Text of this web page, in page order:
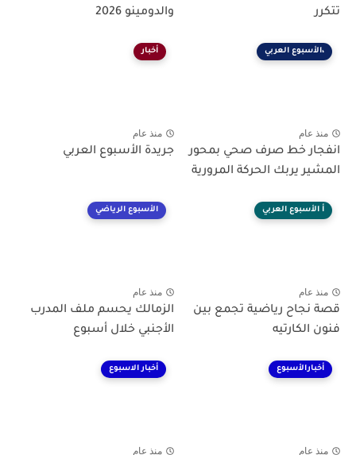
تتكرر
والدومينو 2026
،الأسبوع العربي
منذ عام
انفجار خط صرف صحي بمحور
المشير يربك الحركة المرورية
أخبار
منذ عام
جريدة الأسبوع العربي
أ الأسبوع العربي
منذ عام
قصة نجاح رياضية تجمع بين
فنون الكارتيه
الأسبوع الرياضي
منذ عام
الزمالك يحسم ملف المدرب
الأجنبي خلال أسبوع
أخبارالأسبوع
منذ عام
أخبار الاسبوع
منذ عام